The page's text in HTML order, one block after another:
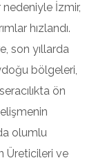
nedeniyle İzmir,
hızlandı.
son yıllarda
bölgeleri,
ön
olumlu
Üreticileri ve